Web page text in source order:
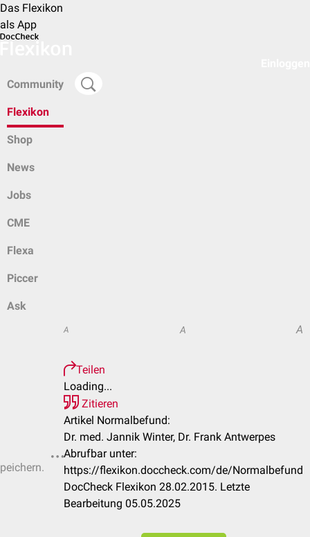
Das Flexikon
als App
Community
Flexikon
Shop
News
Jobs
CME
Flexa
Piccer
Ask
A A A
Teilen
Loading...
Zitieren
Artikel Normalbefund:
Dr. med. Jannik Winter, Dr. Frank Antwerpes
Abrufbar unter:
https://flexikon.doccheck.com/de/Normalbefund
DocCheck Flexikon 28.02.2015. Letzte
Bearbeitung 05.05.2025